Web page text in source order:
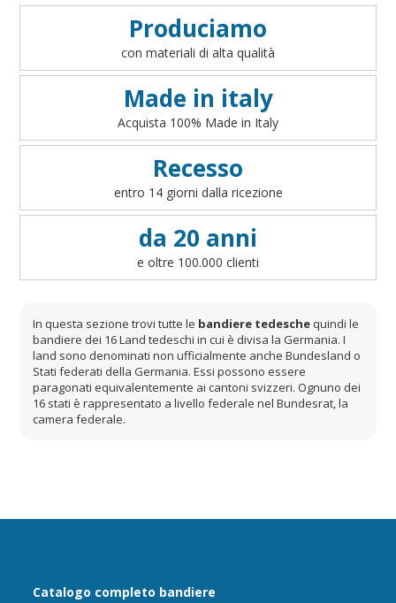
Produciamo
con materiali di alta qualità
Made in italy
Acquista 100% Made in Italy
Recesso
entro 14 giorni dalla ricezione
da 20 anni
e oltre 100.000 clienti
In questa sezione trovi tutte le bandiere tedesche quindi le
bandiere dei 16 Land tedeschi in cui è divisa la Germania. I
land sono denominati non ufficialmente anche Bundesland o
Stati federati della Germania. Essi possono essere
paragonati equivalentemente ai cantoni svizzeri. Ognuno dei
16 stati è rappresentato a livello federale nel Bundesrat, la
camera federale.
Catalogo completo bandiere